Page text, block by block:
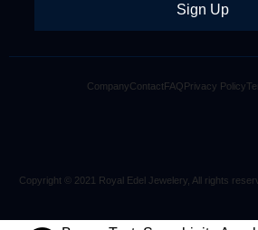
Sign Up
CompanyContactFAQ Privacy Policy
Copyright © 2021 Royal Edel Jewelery, All rights